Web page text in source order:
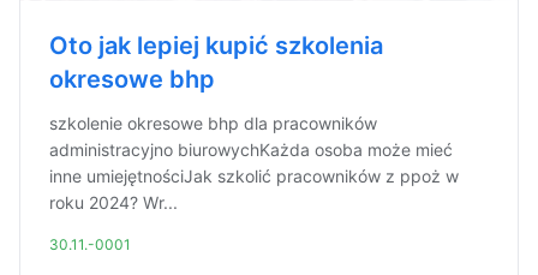
Oto jak lepiej kupić szkolenia
okresowe bhp
szkolenie okresowe bhp dla pracowników
administracyjno biurowychKażda osoba może mieć
inne umiejętnościJak szkolić pracowników z ppoż w
roku 2024? Wr...
30.11.-0001